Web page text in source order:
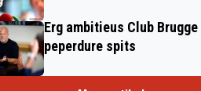
Erg ambitieus Club
peperdure spits